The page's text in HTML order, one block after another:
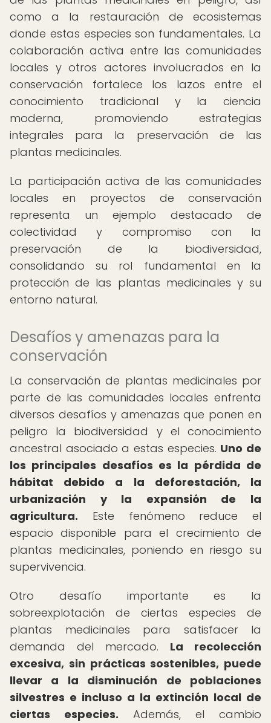
como a la restauración de ecosistemas
donde estas especies son fundamentales. La
colaboración activa entre las comunidades
locales y otros actores involucrados en la
conservación fortalece los lazos entre el
conocimiento tradicional y la ciencia
moderna, promoviendo estrategias
integrales para la preservación de las
plantas medicinales.
La participación activa de las comunidades
locales en proyectos de conservación
representa un ejemplo destacado de
colectividad y compromiso con la
preservación de la biodiversidad,
consolidando su rol fundamental en la
protección de las plantas medicinales y su
entorno natural.
Desafíos y amenazas para la
conservación
La conservación de plantas medicinales por
parte de las comunidades locales enfrenta
diversos desafíos y amenazas que ponen en
peligro la biodiversidad y el conocimiento
ancestral asociado a estas especies. Uno de
los principales desafíos es la pérdida de
hábitat debido a la deforestación, la
urbanización y la expansión de la
agricultura. Este fenómeno reduce el
espacio disponible para el crecimiento de
plantas medicinales, poniendo en riesgo su
supervivencia.
Otro desafío importante es la
sobreexplotación de ciertas especies de
plantas medicinales para satisfacer la
demanda del mercado. La recolección
excesiva, sin prácticas sostenibles, puede
llevar a la disminución de poblaciones
silvestres e incluso a la extinción local de
ciertas especies. Además, el cambio